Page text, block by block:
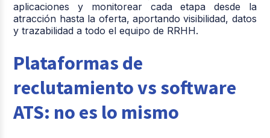
aplicaciones y monitorear cada etapa desde la
atracción hasta la oferta, aportando visibilidad, datos
y trazabilidad a todo el equipo de RRHH.
Plataformas de
reclutamiento vs software
ATS: no es lo mismo